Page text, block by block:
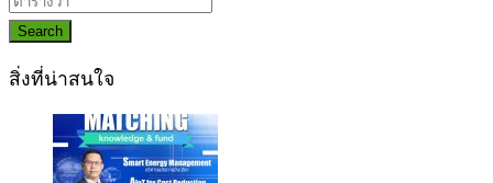
Search
สิ่งที่น่าสนใจ